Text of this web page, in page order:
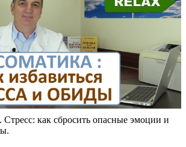
Стресс: как сбросить опасные эмоции и